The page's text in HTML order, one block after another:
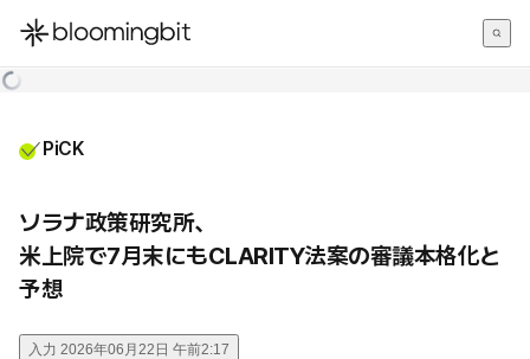
한국어
PiCK
ソラナ政策研究所、
米上院で7月末にもCLARITY法案の審議本格化と
予想
入力 2026年06月22日 午前2:17